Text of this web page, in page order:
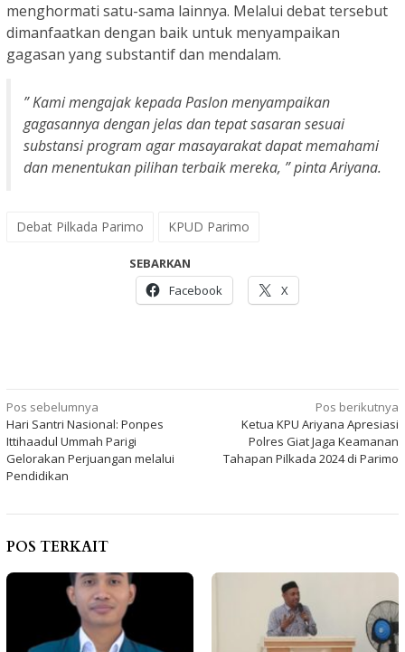
menghormati satu-sama lainnya. Melalui debat tersebut
dimanfaatkan dengan baik untuk menyampaikan
gagasan yang substantif dan mendalam.
” Kami mengajak kepada Paslon menyampaikan
gagasannya dengan jelas dan tepat sasaran sesuai
substansi program agar masayarakat dapat memahami
dan menentukan pilihan terbaik mereka, ” pinta Ariyana.
Debat Pilkada Parimo KPUD Parimo
SEBARKAN
Facebook
X
Navigasi
pos
Pos sebelumnya
Hari Santri Nasional: Ponpes
Ittihaadul Ummah Parigi
Gelorakan Perjuangan melalui
Pendidikan
Pos berikutnya
Ketua KPU Ariyana Apresiasi
Polres Giat Jaga Keamanan
Tahapan Pilkada 2024 di Parimo
POS TERKAIT